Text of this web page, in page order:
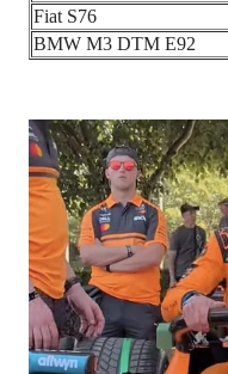
Fiat S76
BMW M3 DTM E92